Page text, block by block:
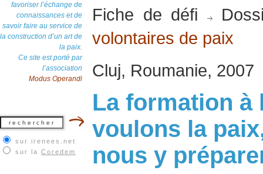
favoriser l’échange de
connaissances et de
savoir faire au service de
la construction d’un art de
la paix.
Ce site est porté par
l’association
Modus Operandi
sur irenees.net
sur la Coredem
Fiche de défi
volontaires de paix
Cluj, Roumanie, 2007
La formation à
voulons la
nous y